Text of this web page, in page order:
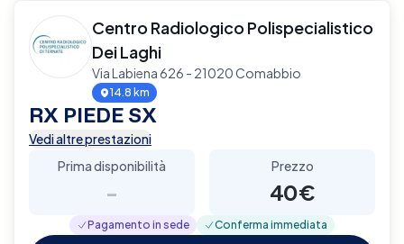
Centro Radiologico Polispecialistico
Dei Laghi
Via Labiena 626 - 21020 Comabbio
14.8 km
RX PIEDE SX
Vedi altre prestazioni
Prima disponibilità
-
Prezzo
40€
Pagamento in sede Conferma immediata